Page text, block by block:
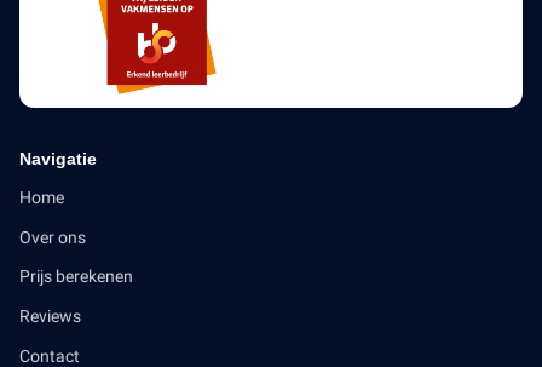
Navigatie
Home
Over ons
Prijs berekenen
Reviews
Contact